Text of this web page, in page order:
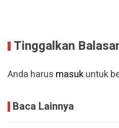
Pembinaan Personel Cegah
dan Intoleransi
31 Juli 2026 - 09:40 WIB